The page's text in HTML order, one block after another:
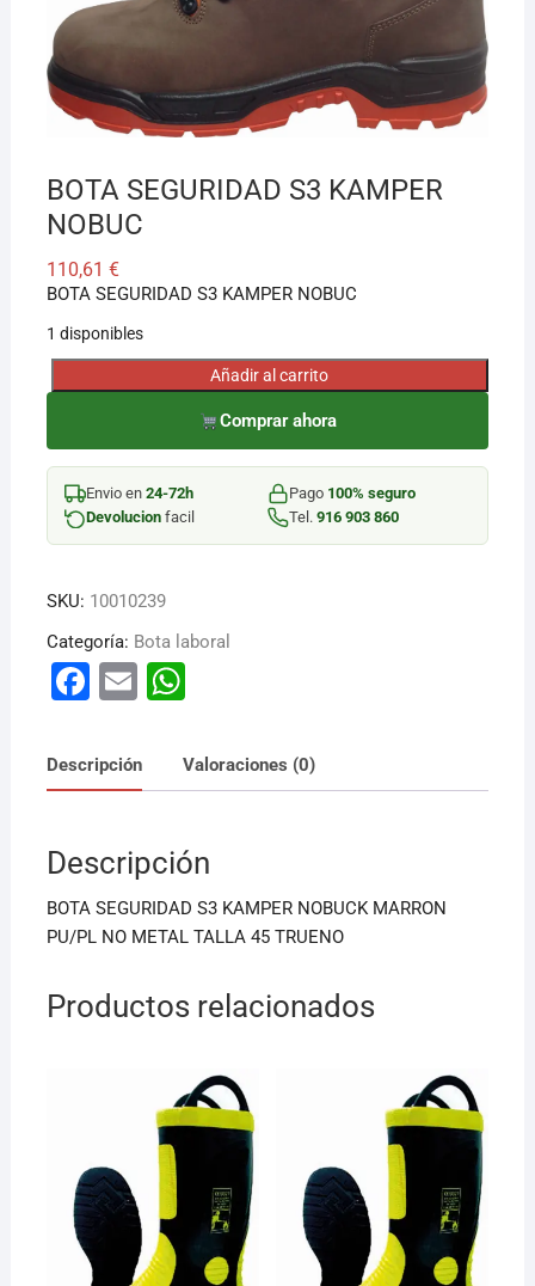
BOTA SEGURIDAD S3 KAMPER
NOBUC
110,61 €
BOTA SEGURIDAD S3 KAMPER NOBUC
1 disponibles
BOTA
S3
KAMPER
NOBUC
cantidad
Añadir al carrito
Comprar ahora
Envio en 24-72h Pago 100% seguro
Devolucionfacil Tel. 916 903 860
SKU: 10010239
Categoría: Bota laboral
F
c
e
o
o
k
E
ai
l
W
at
s
p
p
Descripción Valoraciones (0)
Descripción
BOTA SEGURIDAD S3 KAMPER NOBUCK MARRON
PU/PL NO METAL TALLA 45 TRUENO
Productos relacionados
¡Hola! Soy el asesor virtual de Ferretería El Arroyo.
Cuéntame qué necesitas y te ayudo a encontrarlo,
aunque no sepas el nombre exacto